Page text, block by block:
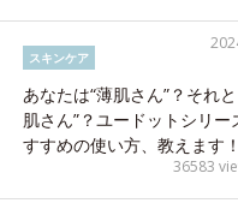
スキンケア
あなたは“薄肌さん”？それ
肌さん”？ユードットシリー
すすめの使い方、教えます！
36583